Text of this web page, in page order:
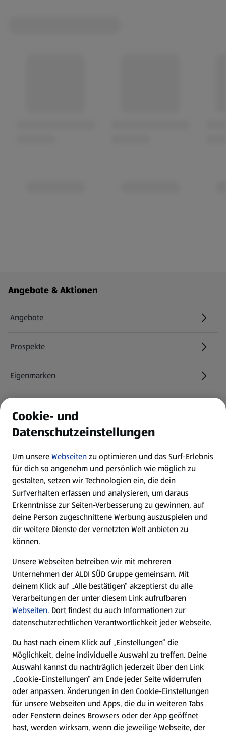
Fußzeilenmenü - weitere Links
Angebote & Aktionen
Angebote
Prospekte
Eigenmarken
Newsletter
WhatsApp
Über ALDI SÜD
Filialen
Nachhaltigkeit
Karriere
Presse
Hilfe & Kontakt
(öffnet in einem neuen Tab)
Unternehmen
Folge uns hier:
Cookie- und
Datenschutzeinstellungen
Um unsereWebseitenzu optimieren und das Surf-Erlebnis
für dich so angenehm und persönlich wie möglich zu
gestalten, setzen wir Technologien ein, die dein
Surfverhalten erfassen und analysieren, um daraus
Erkenntnisse zur Seiten-Verbesserung zu gewinnen, auf
deine Person zugeschnittene Werbung auszuspielen und
dir weitere Dienste der vernetzten Welt anbieten zu
können.
Unsere Webseiten betreiben wir mit mehreren
Unternehmen der ALDI SÜD Gruppe gemeinsam. Mit
deinem Klick auf „Alle bestätigen“ akzeptierst du alle
Verarbeitungen der unter diesem Link aufrufbaren
Webseiten. Dort findest du auch Informationen zur
datenschutzrechtlichen Verantwortlichkeit jeder Webseite.
Du hast nach einem Klick auf „Einstellungen“ die
Möglichkeit, deine individuelle Auswahl zu treffen. Deine
Auswahl kannst du nachträglich jederzeit über den Link
„Cookie-Einstellungen“ am Ende jeder Seite widerrufen
oder anpassen. Änderungen in den Cookie-Einstellungen
für unsere Webseiten und Apps, die du in weiteren Tabs
oder Fenstern deines Browsers oder der App geöffnet
hast, werden wirksam, wenn die jeweilige Webseite, der